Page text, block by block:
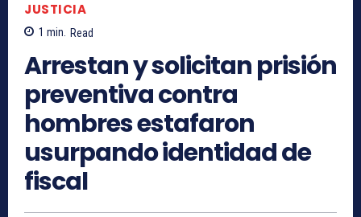
JUSTICIA
1 min. Read
Arrestan y solicitan prisión
preventiva contra
hombres estafaron
usurpando identidad de
fiscal